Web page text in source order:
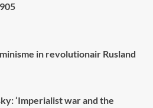
in revolutionair Rusland
‘Imperialist war and the